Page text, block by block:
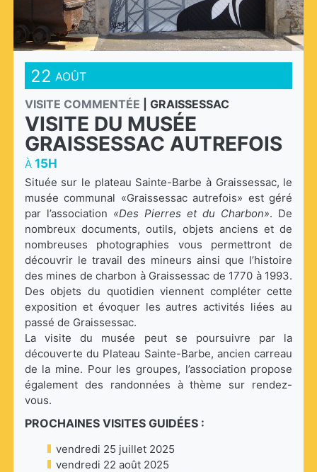
22 AOÛT
VISITE COMMENTÉE
GRAISSESSAC
VISITE DU MUSÉE
GRAISSESSAC AUTREFOIS
À 15H
Située sur le plateau Sainte-Barbe à Graissessac, le
musée communal «Graissessac autrefois» est géré
par l’association «Des Pierres et du Charbon». De
nombreux documents, outils, objets anciens et de
nombreuses photographies vous permettront de
découvrir le travail des mineurs ainsi que l’histoire
des mines de charbon à Graissessac de 1770 à 1993.
Des objets du quotidien viennent compléter cette
exposition et évoquer les autres activités liées au
passé de Graissessac.
La visite du musée peut se poursuivre par la
découverte du Plateau Sainte-Barbe, ancien carreau
de la mine. Pour les groupes, l’association propose
également des randonnées à thème sur rendez-
vous.
PROCHAINES VISITES GUIDÉES :
vendredi 25 juillet 2025
vendredi 22 août 2025